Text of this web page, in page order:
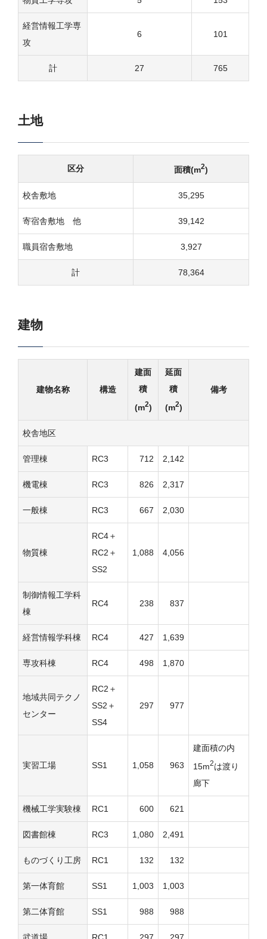
経営情報工学専
攻
6 101
計 27 765
土地
区分 面積(m2)
校舎敷地 35,295
寄宿舎敷地 他 39,142
職員宿舎敷地 3,927
計 78,364
建物
建物名称 構造
建面
積
(m2)
延面
積
(m2)
備考
校舎地区
管理棟 RC3 712 2,142
機電棟 RC3 826 2,317
一般棟 RC3 667 2,030
物質棟
RC4＋
RC2＋
SS2
1,088 4,056
制御情報工学科
棟
RC4 238 837
経営情報学科棟 RC4 427 1,639
専攻科棟 RC4 498 1,870
地域共同テクノ
センター
RC2＋
SS2＋
SS4
297 977
実習工場 SS1 1,058 963
建面積の内
15m2は渡り
廊下
機械工学実験棟 RC1 600 621
図書館棟 RC3 1,080 2,491
ものづくり工房 RC1 132 132
第一体育館 SS1 1,003 1,003
第二体育館 SS1 988 988